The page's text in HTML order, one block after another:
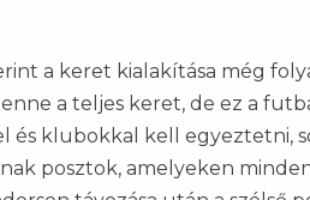
a keret kialakítása még
a teljes keret, de ez a
és klubokkal kell egyeztetni,
posztok, amelyeken